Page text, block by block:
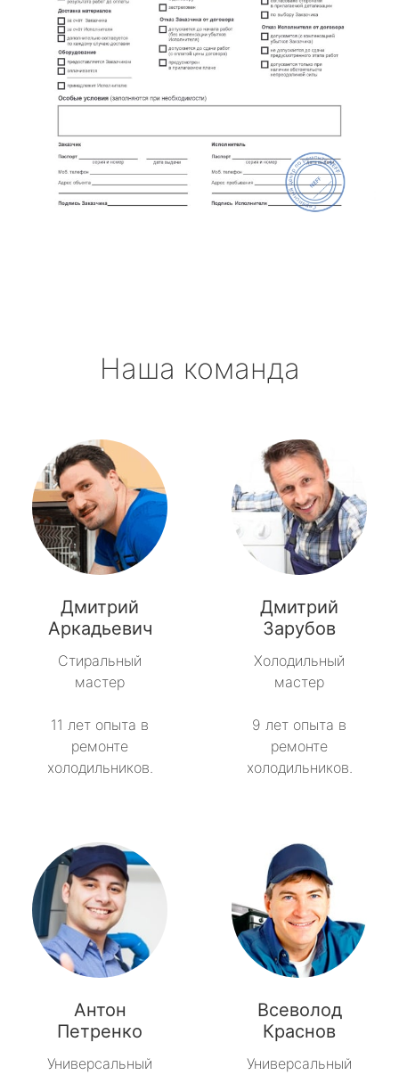
Наша команда
Дмитрий
Аркадьевич
Стиральный
мастер
11 лет опыта в
ремонте
холодильников.
Дмитрий
Зарубов
Холодильный
мастер
9 лет опыта в
ремонте
холодильников.
Антон
Петренко
Универсальный
Всеволод
Краснов
Универсальный